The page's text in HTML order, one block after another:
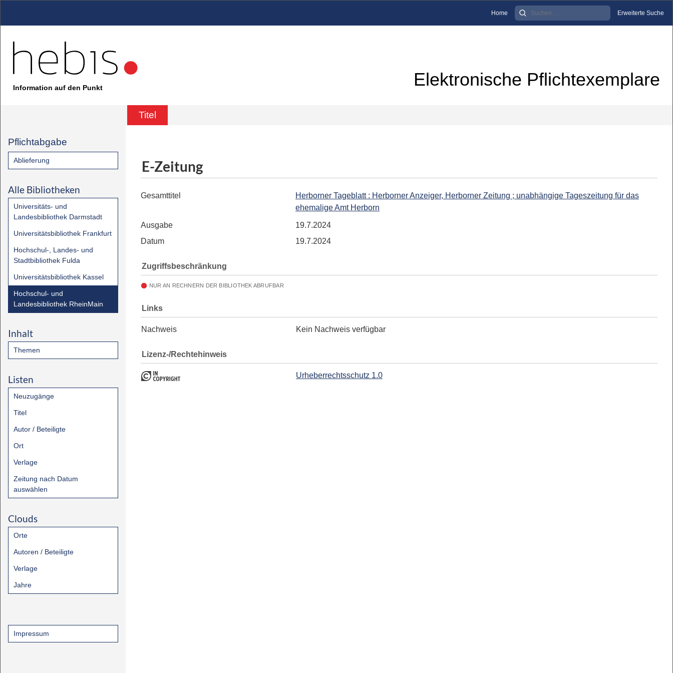
Home Erweiterte Suche
Information auf den Punkt Elektronische Pflichtexemplare
Titel
Pflichtabgabe
Ablieferung
Alle Bibliotheken
Universitäts- und
Landesbibliothek Darmstadt
Universitätsbibliothek Frankfurt
Hochschul-, Landes- und
Stadtbibliothek Fulda
Universitätsbibliothek Kassel
Hochschul- und
Landesbibliothek RheinMain
Inhalt
Themen
Listen
Neuzugänge
Titel
Autor / Beteiligte
Ort
Verlage
Zeitung nach Datum
auswählen
Clouds
Orte
Autoren / Beteiligte
Verlage
Jahre
Impressum
E-Zeitung
Gesamttitel
Herborner Tageblatt : Herborner Anzeiger, Herborner Zeitung ; unabhängige Tageszeitung für das
ehemalige Amt Herborn
Ausgabe
19.7.2024
Datum
19.7.2024
Zugriffsbeschränkung
NUR AN RECHNERN DER BIBLIOTHEK ABRUFBAR
Links
Nachweis Kein Nachweis verfügbar
Lizenz-/Rechtehinweis
Urheberrechtsschutz 1.0